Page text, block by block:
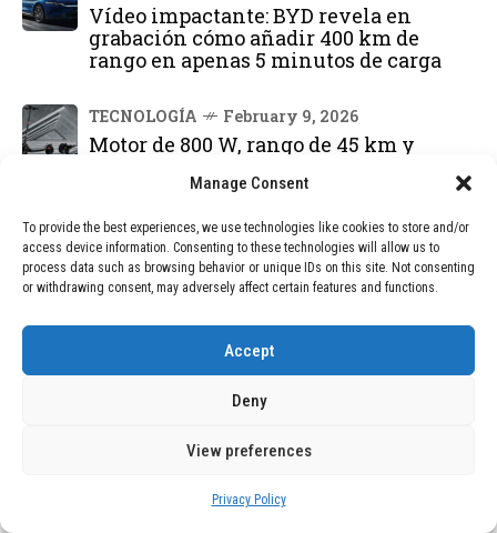
Manage Consent
To provide the best experiences, we use technologies like cookies to store and/or
access device information. Consenting to these technologies will allow us to
process data such as browsing behavior or unique IDs on this site. Not consenting
or withdrawing consent, may adversely affect certain features and functions.
Accept
Deny
View preferences
Privacy Policy
Vídeo impactante: BYD revela en
grabación cómo añadir 400 km de
rango en apenas 5 minutos de carga
TECNOLOGÍA February 9, 2026
Motor de 800 W, rango de 45 km y
solo 300 euros y representa una
BLOG December 24, 2025
GAME se Une a la Oferta de Balizas V16
December 24, 2025
de Ancianos de Pensilvania Deja al
Menos Dos Víctimas Fatales